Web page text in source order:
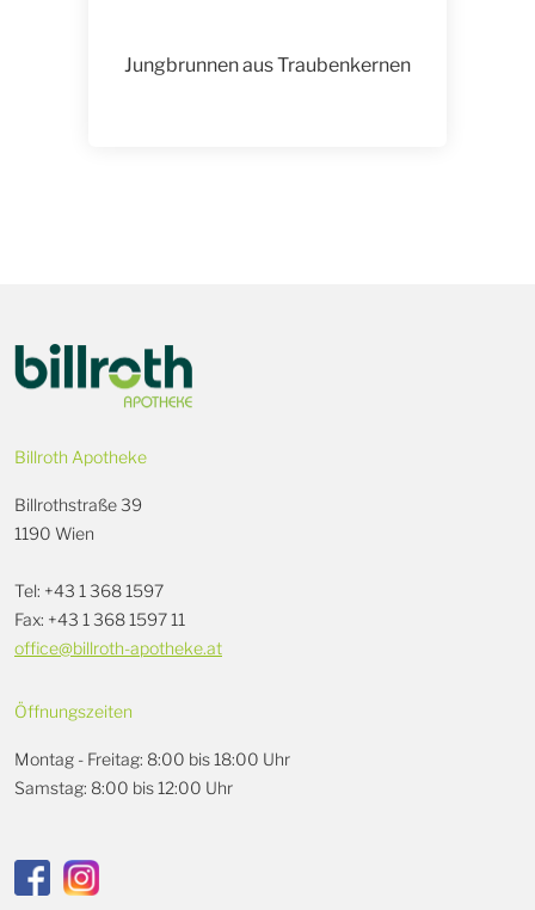
Jungbrunnen aus Traubenkernen
Billroth Apotheke
Billrothstraße 39
1190 Wien
Tel: +43 1 368 1597
Fax: +43 1 368 1597 11
office@billroth-apotheke.at
Öffnungszeiten
Montag - Freitag: 8:00 bis 18:00 Uhr
Samstag: 8:00 bis 12:00 Uhr